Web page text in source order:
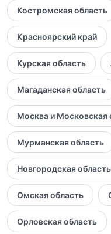
Костромская область
Красноярский край
Курская область
Магаданская область
Москва и Московская
Мурманская область
Новгородская область
Омская область
Орловская область